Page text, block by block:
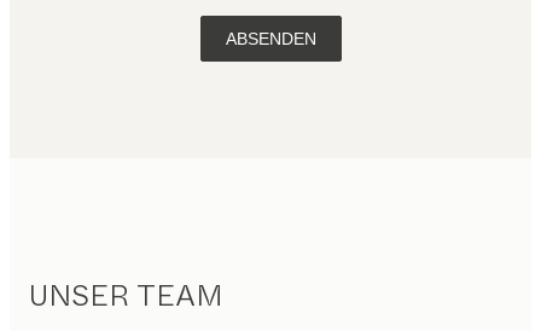
ABSENDEN
UNSER TEAM